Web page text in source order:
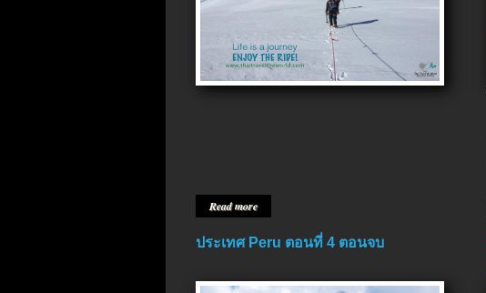
Read more
ประเทศ Peru ตอนที่ 4 ตอนจบ